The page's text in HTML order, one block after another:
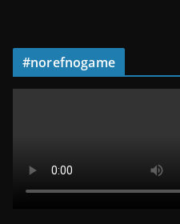
#norefnogame